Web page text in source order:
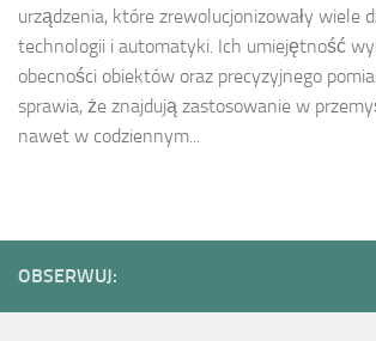
urządzenia, które zrewolucjonizowały wiele
technologii i automatyki. Ich umiejętność
obecności obiektów oraz precyzyjnego
sprawia, że znajdują zastosowanie w
nawet w codziennym...
OBSERWUJ: